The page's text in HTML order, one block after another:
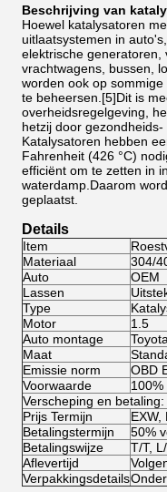
Beschrijving van
Hoewel katalysatoren
uitlaatsystemen in
elektrische generatoren,
vrachtwagens, bussen,
worden ook op
te beheersen.[5]Dit is
overheidsregelgeving,
hetzij door gezondheids-
Katalysatoren hebben
Fahrenheit (426 °C)
efficiënt om te zetten in
waterdamp.Daarom
geplaatst.
Details
Item
Materiaal
304/
Auto
OEM
Lassen
Type
Motor
1.5
Auto montage
Toyota
Maat
Emissie norm
OBD
Voorwaarde
100%
Verscheping en betaling:
Prijs Termijn
EXW,
Betalingstermijn
50%
Betalingswijze
T/T,
Aflevertijd
Verpakkingsdetails